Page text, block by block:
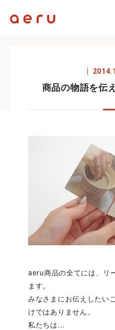
商品の物語を伝
aeru商品の全てには、リ
ます。
みなさまにお伝えしたい
けではありません。
私たちは…